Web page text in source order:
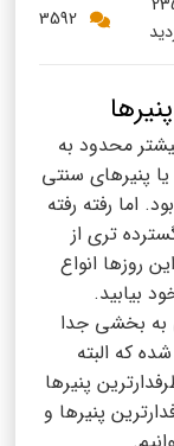
3592
محدود به
یا پنیرهای سنتی
بود. اما رفته رفته
تری از
روزها انواع
بیابید.
به بخشی جدا
که البته
پنیرها
از پرطرفدارترین پنیرها و